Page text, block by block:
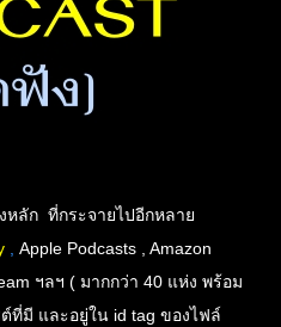
หลัก ที่กระจายไปอีกหลาย
, Apple Podcasts , Amazon
ฯลฯ ( มากกว่า 40 แห่ง พร้อม
ที่มี และอยู่ใน id tag ของไฟล์